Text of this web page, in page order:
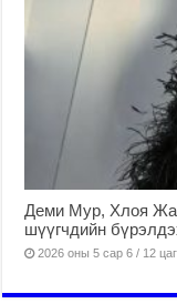
Деми Мур, Хлоя
шүүгчдийн
2026 оны 5 сар 6 / 12